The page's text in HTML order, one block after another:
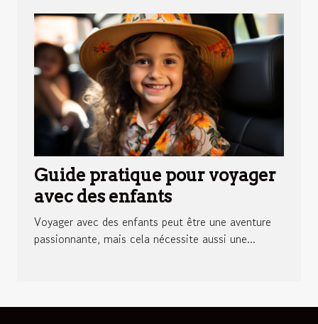
Guide pratique pour voyager
avec des enfants
Voyager avec des enfants peut être une aventure
passionnante, mais cela nécessite aussi une...